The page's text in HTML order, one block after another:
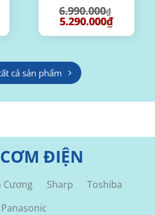
6.990.000₫
Giá
gốc
là:
5.290.000₫Giá
tại
cả sản phẩm
ĐIỆN
Cương Sharp
Toshiba
Panasonic